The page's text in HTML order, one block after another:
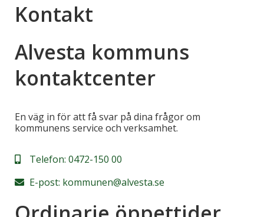
Kontakt
Alvesta kommuns
kontaktcenter
En väg in för att få svar på dina frågor om
kommunens service och verksamhet.
Telefon: 0472-150 00
E-post: kommunen@alvesta.se